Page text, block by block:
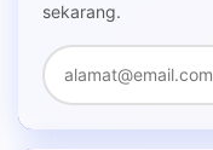
sekarang.